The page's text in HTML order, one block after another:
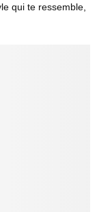
qui te ressemble,